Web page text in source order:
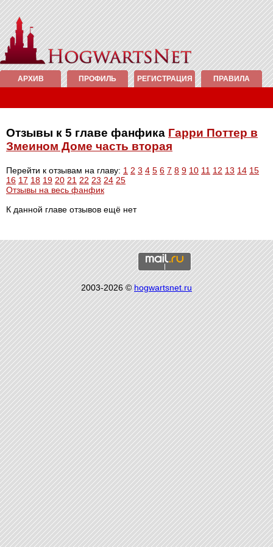
АРХИВ ПРОФИЛЬ РЕГИСТРАЦИЯ ПРАВИЛА
Отзывы к 5 главе фанфика Гарри Поттер в
Змеином Доме часть вторая
Перейти к отзывам на главу: 1 2 3 4 5 6 7 8 9 10 11 12 13 14 15
16 17 18 19 20 21 22 23 24 25
Отзывы на весь фанфик
К данной главе отзывов ещё нет
2003-2026 ©hogwartsnet.ru